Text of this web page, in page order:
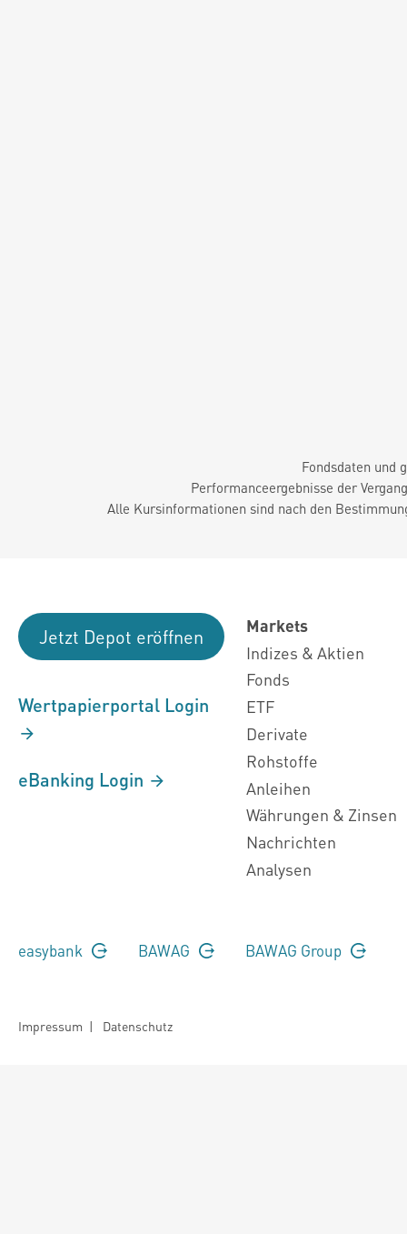
Fondsdaten und
Performanceergebnisse der
Alle Kursinformationen sind nach den
Jetzt Depot eröffnen
Wertpapierportal Login
eBanking Login
Markets
Indizes & Aktien
Fonds
ETF
Derivate
Rohstoffe
Anleihen
Währungen & Zinsen
Nachrichten
Analysen
easybank BAWAG BAWAG Group
Impressum | Datenschutz